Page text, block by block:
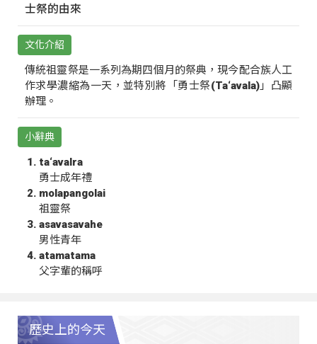
士祭的由來
文化介紹
傳統祖靈祭是一系列為期四個月的祭典，現今配合族人工
作求學濃縮為一天，並特別將「勇士祭(Ta‘avala)」凸顯
辦理。
小辭典
ta‘avalra
勇士成年禮
molapangolai
祖靈祭
asavasavahe
男性青年
atamatama
父字輩的稱呼
歷史上的今天